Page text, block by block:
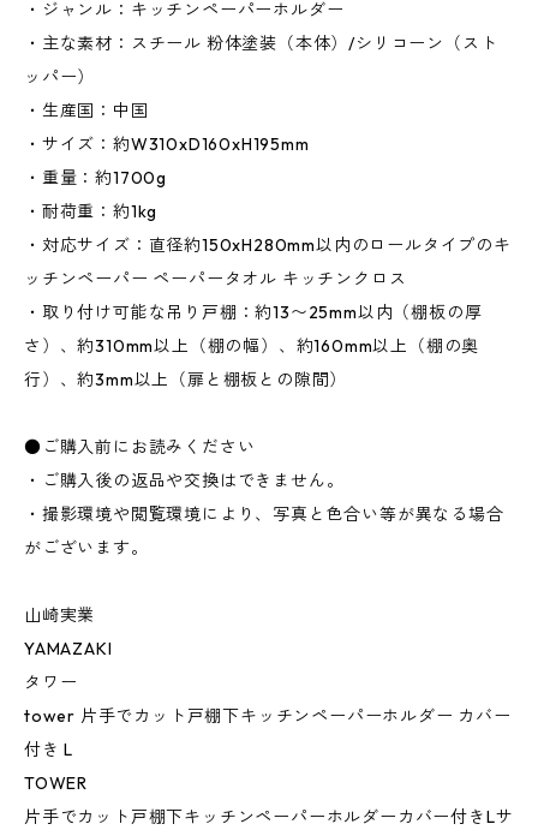
・ジャンル：キッチンペーパーホルダー
・主な素材：スチール 粉体塗装（本体）/シリコーン（スト
ッパー）
・生産国：中国
・サイズ：約W310xD160xH195mm
・重量：約1700g
・耐荷重：約1kg
・対応サイズ：直径約150xH280mm以内のロールタイプのキ
ッチンペーパー ペーパータオル キッチンクロス
・取り付け可能な吊り戸棚：約13〜25mm以内（棚板の厚
さ）、約310mm以上（棚の幅）、約160mm以上（棚の奥
行）、約3mm以上（扉と棚板との隙間）
●ご購入前にお読みください
・ご購入後の返品や交換はできません。
・撮影環境や閲覧環境により、写真と色合い等が異なる場合
がございます。
山崎実業
YAMAZAKI
タワー
tower 片手でカット戸棚下キッチンペーパーホルダー カバー
付き L
TOWER
片手でカット戸棚下キッチンペーパーホルダーカバー付きLサ